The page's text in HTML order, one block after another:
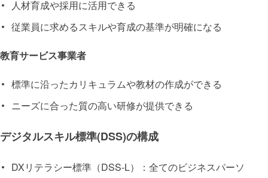
人材育成や採用に活用できる
従業員に求めるスキルや育成の基準が明確になる
教育サービス事業者
標準に沿ったカリキュラムや教材の作成ができる
ニーズに合った質の高い研修が提供できる
デジタルスキル標準(DSS)の構成
DXリテラシー標準（DSS-L）：全てのビジネスパーソ